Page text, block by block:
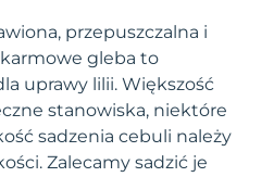
przepuszczalna i
gleba to
uprawy lilii. Większość
stanowiska, niektóre
sadzenia cebuli należy
Zalecamy sadzić je